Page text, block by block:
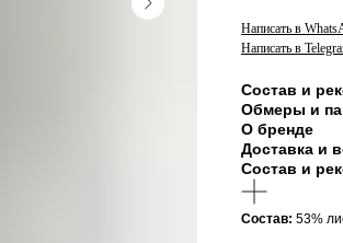
Написать в
Написать в
Состав и
Обмеры и
О бренде
Доставка и
Состав и
Cостав: 53%